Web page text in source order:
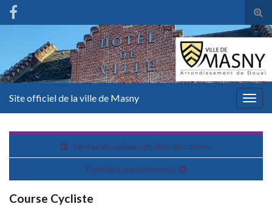
Site officiel de la ville de Masny
Remise du cadeau de fête des mères
Élections européennes
Course Cycliste